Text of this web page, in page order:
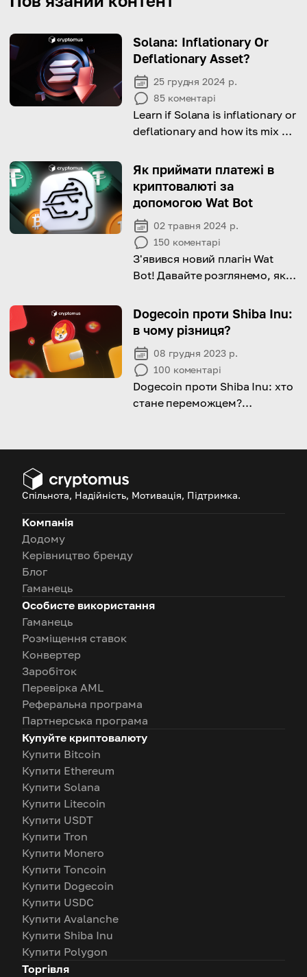
Solana: Inflationary Or
Deflationary Asset?
25 грудня 2024 р.
85 коментарі
Learn if Solana is inflationary or
deflationary and how its mix of
affects its supply.
Як приймати платежі в
криптовалюті за
допомогою Wat Bot
02 травня 2024 р.
150 коментарі
З'явився новий плагін Wat
Bot! Давайте розглянемо, як
вашого бізнесу!
Dogecoin проти Shiba Inu:
в чому різниця?
08 грудня 2023 р.
100 коментарі
Dogecoin проти Shiba Inu: хто
стане переможцем?
монети
Спільнота, Надійність, Мотивація, Підтримка.
Компанія
Додому
Керівництво бренду
Блог
Гаманець
Особисте використання
Гаманець
Розміщення ставок
Конвертер
Заробіток
Перевірка AML
Реферальна програма
Партнерська програма
Купуйте криптовалюту
Купити Bitcoin
Купити Ethereum
Купити Solana
Купити Litecoin
Купити USDT
Купити Tron
Купити Monero
Купити Toncoin
Купити Dogecoin
Купити USDC
Купити Avalanche
Купити Shiba Inu
Купити Polygon
Торгівля